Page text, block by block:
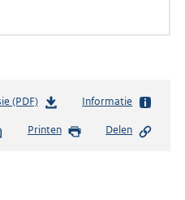
(PDF)b
s
Informatie
Printen Delen